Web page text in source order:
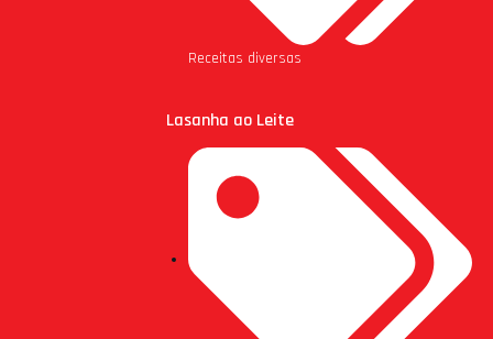
Receitas diversas
Lasanha ao Leite